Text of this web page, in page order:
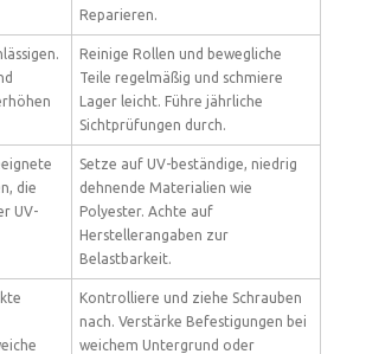
Reparieren.
Reinige Rollen und bewegliche
Teile regelmäßig und schmiere
Lager leicht. Führe jährliche
Sichtprüfungen durch.
die
UV-
Setze auf UV-beständige, niedrig
dehnende Materialien wie
Polyester. Achte auf
Herstellerangaben zur
Belastbarkeit.
Kontrolliere und ziehe Schrauben
nach. Verstärke Befestigungen bei
weichem Untergrund oder